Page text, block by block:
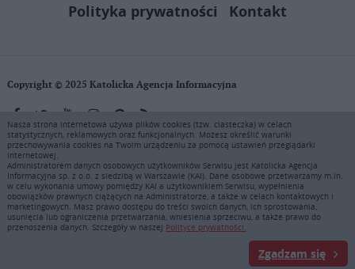
Polityka prywatności
Kontakt
Copyright © 2025 Katolicka Agencja Informacyjna
KAI zastrzega wszelkie prawa do serwisu. Użytkownicy mogą pobierać
i drukować fragmenty zawartości serwisu internetowego www.ekai.pl
wyłącznie do użytku osobistego. Publikacja, rozpowszechnianie
zawartości niniejszego serwisu lub jej sprzedaż (także framing i in.
podobne metody), są bez uprzedniej pisemnej zgody KAI zabronione i
stanowią naruszenie ustaw o prawie autorskim, ochronie baz danych i
uczciwej konkurencji - będą ścigane przy pomocy wszelkich
dostępnych środków prawnych. Zapraszamy do prenumeraty serwisu
prasowego KAI: tel. 22 635 77 18 e-mail: marketing@ekai.pl
Nasza strona internetowa używa plików cookies (tzw. ciasteczka) w celach
statystycznych, reklamowych oraz funkcjonalnych. Możesz określić warunki
przechowywania cookies na Twoim urządzeniu za pomocą ustawień przeglądarki
internetowej.
Administratorem danych osobowych użytkowników Serwisu jest Katolicka Agencja
Informacyjna sp. z o.o. z siedzibą w Warszawie (KAI). Dane osobowe przetwarzamy m.in.
w celu wykonania umowy pomiędzy KAI a użytkownikiem Serwisu, wypełnienia
obowiązków prawnych ciążących na Administratorze, a także w celach kontaktowych i
marketingowych. Masz prawo dostępu do treści swoich danych, ich sprostowania,
usunięcia lub ograniczenia przetwarzania, wniesienia sprzeciwu, a także prawo do
przenoszenia danych. Szczegóły w naszej Polityce prywatności.
Zgadzam się